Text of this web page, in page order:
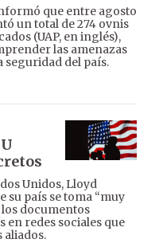
que entre agosto
un total de 274 ovnis
(UAP, en inglés),
las amenazas
seguridad del país.
Unidos, Lloyd
su país se toma “muy
documentos
en redes sociales que
aliados.